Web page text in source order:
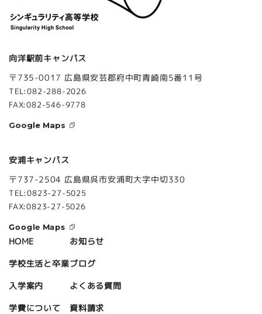
向洋駅前キャンパス
〒735-0017 広島県安芸郡府中町青崎南5番11号
TEL:082-288-2026
FAX:082-546-9778
Google Maps
安浦キャンパス
〒737-2504 広島県呉市安浦町大字中切330
TEL:0823-27-5025
FAX:0823-27-5026
Google Maps
HOME
学校生活と卒業
入学案内
学費について
お知らせ
ブログ
よくある質問
資料請求